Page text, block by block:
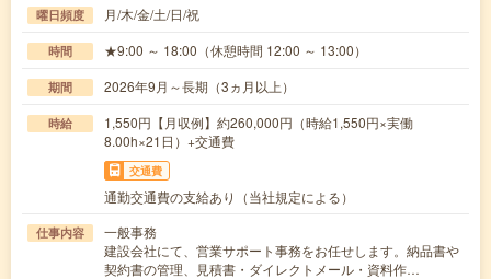
曜日頻度 月/木/金/土/日/祝
時間 ★9:00 ～ 18:00（休憩時間 12:00 ～ 13:00）
期間 2026年9月～長期（3ヵ月以上）
時給
1,550円【月収例】約260,000円（時給1,550円×実働
8.00h×21日）+交通費
交通費
通勤交通費の支給あり（当社規定による）
仕事内容
一般事務
建設会社にて、営業サポート事務をお任せします。納品書や
契約書の管理、見積書・ダイレクトメール・資料作…